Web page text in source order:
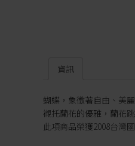
資訊
蝴蝶，象徵著自由、美
襯托蘭花的優雅，蘭花
此項商品榮獲2008台灣